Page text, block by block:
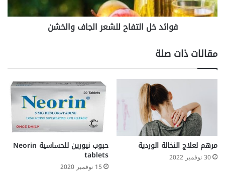
فوائد خل التفاح للشعر الجاف والخشن
مقالات ذات صلة
مرهم لعلاج النخالة الوردية
30 نوفمبر 2022
حبوب نيورين للحساسية Neorin
tablets
15 نوفمبر 2020